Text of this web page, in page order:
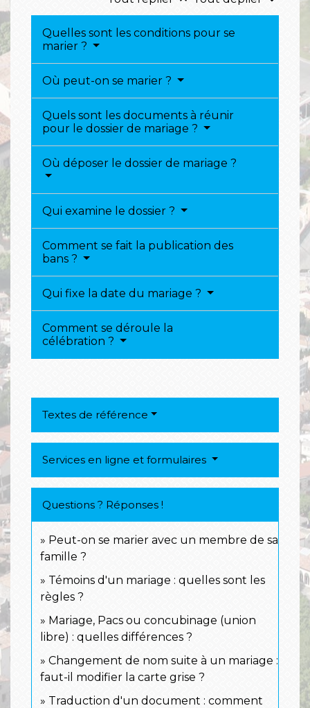
Quelles sont les conditions pour se
marier ?
Où peut-on se marier ?
Quels sont les documents à réunir
pour le dossier de mariage ?
Où déposer le dossier de mariage ?
Qui examine le dossier ?
Comment se fait la publication des
bans ?
Qui fixe la date du mariage ?
Comment se déroule la
célébration ?
Textes de référence
Services en ligne et formulaires
Questions ? Réponses !
Peut-on se marier avec un membre de sa
famille ?
Témoins d'un mariage : quelles sont les
règles ?
Mariage, Pacs ou concubinage (union
libre) : quelles différences ?
Changement de nom suite à un mariage :
faut-il modifier la carte grise ?
Traduction d'un document : comment